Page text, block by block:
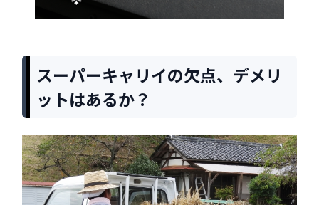
スーパーキャリイの欠点、デメリ
ットはあるか？